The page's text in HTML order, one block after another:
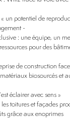
un potentiel de
- Annonce Fonds du Logement -
: une équipe, un
pour des
de construction
biosourcés et
éclairer avec sens »
toitures et façades
grâce aux enoprimes